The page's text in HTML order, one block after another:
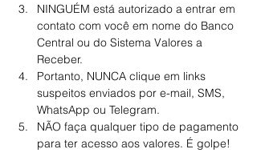
NINGUÉM está autorizado a entrar em
contato com você em nome do Banco
Central ou do Sistema Valores a
Receber.
Portanto, NUNCA clique em links
suspeitos enviados por e-mail, SMS,
WhatsApp ou Telegram.
NÃO faça qualquer tipo de pagamento
para ter acesso aos valores. É golpe!